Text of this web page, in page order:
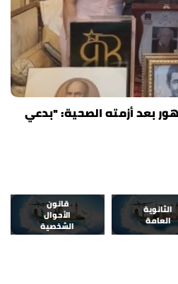
بعد أزمته الصحية: "بدعي
الثانوية
العامة
قانون
الأحوال
الشخصية